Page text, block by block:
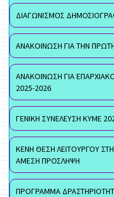
ΔΙΑΓΩΝΙΣΜΟΣ
ΑΝΑΚΟΙΝΩΣΗ ΓΙΑ ΤΗΝ
ΑΝΑΚΟΙΝΩΣΗ ΓΙΑ
2025-2026
ΓΕΝΙΚΗ ΣΥΝΕΛΕΥΣΗ ΚΥΜΕ
ΚΕΝΗ ΘΕΣΗ ΛΕΙΤΟΥΡΓΟΥ
ΑΜΕΣΗ ΠΡΟΣΛΗΨΗ
ΠΡΟΓΡΑΜΜΑ